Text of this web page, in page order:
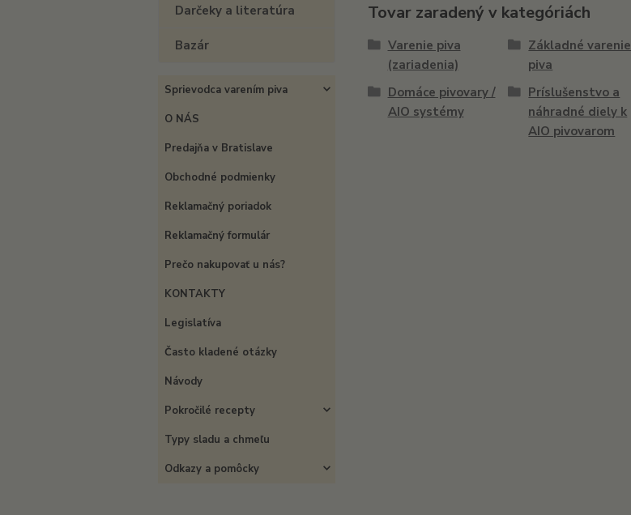
Darčeky a literatúra
Bazár
Sprievodca varením piva
O NÁS
Predajňa v Bratislave
Obchodné podmienky
Reklamačný poriadok
Reklamačný formulár
Prečo nakupovať u nás?
KONTAKTY
Legislatíva
Často kladené otázky
Návody
Pokročilé recepty
Typy sladu a chmeľu
Odkazy a pomôcky
Tovar zaradený v kategóriách
Varenie piva
(zariadenia)
Základné varenie
piva
Domáce pivovary /
AIO systémy
Príslušenstvo a
náhradné diely k
AIO pivovarom